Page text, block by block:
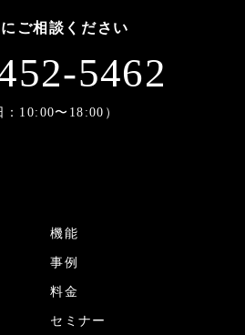
機能
事例
料金
セミナー
ご相談ください
5462
：10:00〜18:00）